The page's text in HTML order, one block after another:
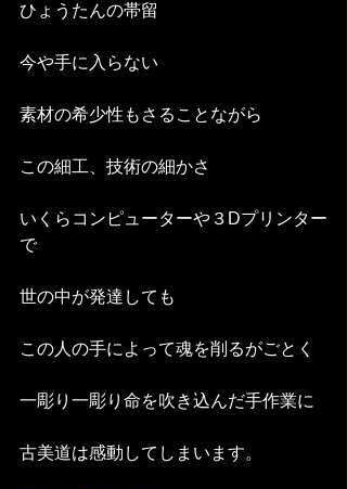
ひょうたんの帯留
今や手に入らない
素材の希少性もさることながら
この細工、技術の細かさ
いくらコンピューターや３Dプリンター
で
世の中が発達しても
この人の手によって魂を削るがごとく
一彫り一彫り命を吹き込んだ手作業に
古美道は感動してしまいます。